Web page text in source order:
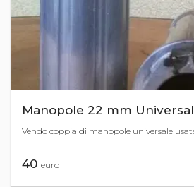
Manopole 22 mm
Vendo coppia di manopole universale
40 euro